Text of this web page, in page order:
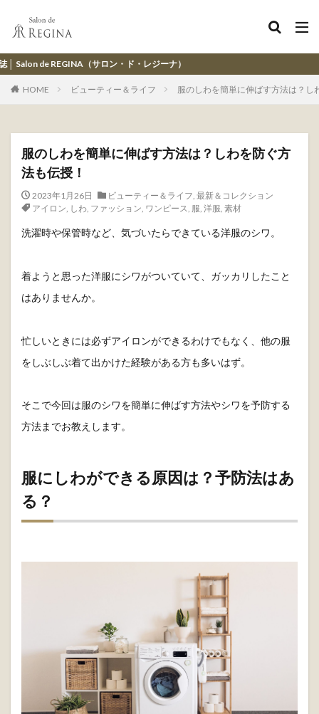
サロン・ド・レジーナ）
HOME ビューティー＆ライフ 服のしわを簡単に伸ばす方法は？し
服のしわを簡単に伸ばす方法は？しわを防ぐ方
法も伝授！
2023年1月26日 ビューティー＆ライフ, 最新＆コレクション
アイロン, しわ, ファッション, ワンピース, 服, 洋服, 素材
洗濯時や保管時など、気づいたらできている洋服のシワ。
着ようと思った洋服にシワがついていて、ガッカリしたこと
はありませんか。
忙しいときには必ずアイロンができるわけでもなく、他の服
をしぶしぶ着て出かけた経験がある方も多いはず。
そこで今回は服のシワを簡単に伸ばす方法やシワを予防する
方法までお教えします。
服にしわができる原因は？予防法はあ
る？